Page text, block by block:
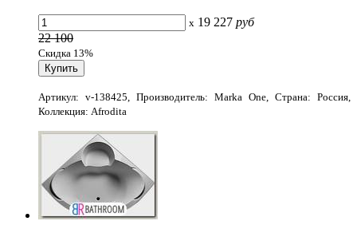
x 19 227 руб
22 100
Скидка 13%
Артикул: v-138425, Производитель: Marka One, Страна: Россия,
Коллекция: Afrodita